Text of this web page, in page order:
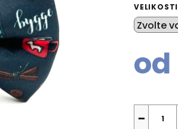
VELIKOSTI
od
cena:
−